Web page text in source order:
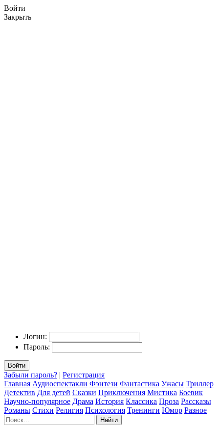
Войти
Закрыть
Логин:
Пароль:
Войти
Забыли пароль? | Регистрация
Главная Аудиоспектакли Фэнтези Фантастика Ужасы Триллер
Детектив Для детей Сказки Приключения Мистика Боевик
Научно-популярное Драма История Классика Проза Рассказы
Романы Стихи Религия Психология Тренинги Юмор Разное
Найти